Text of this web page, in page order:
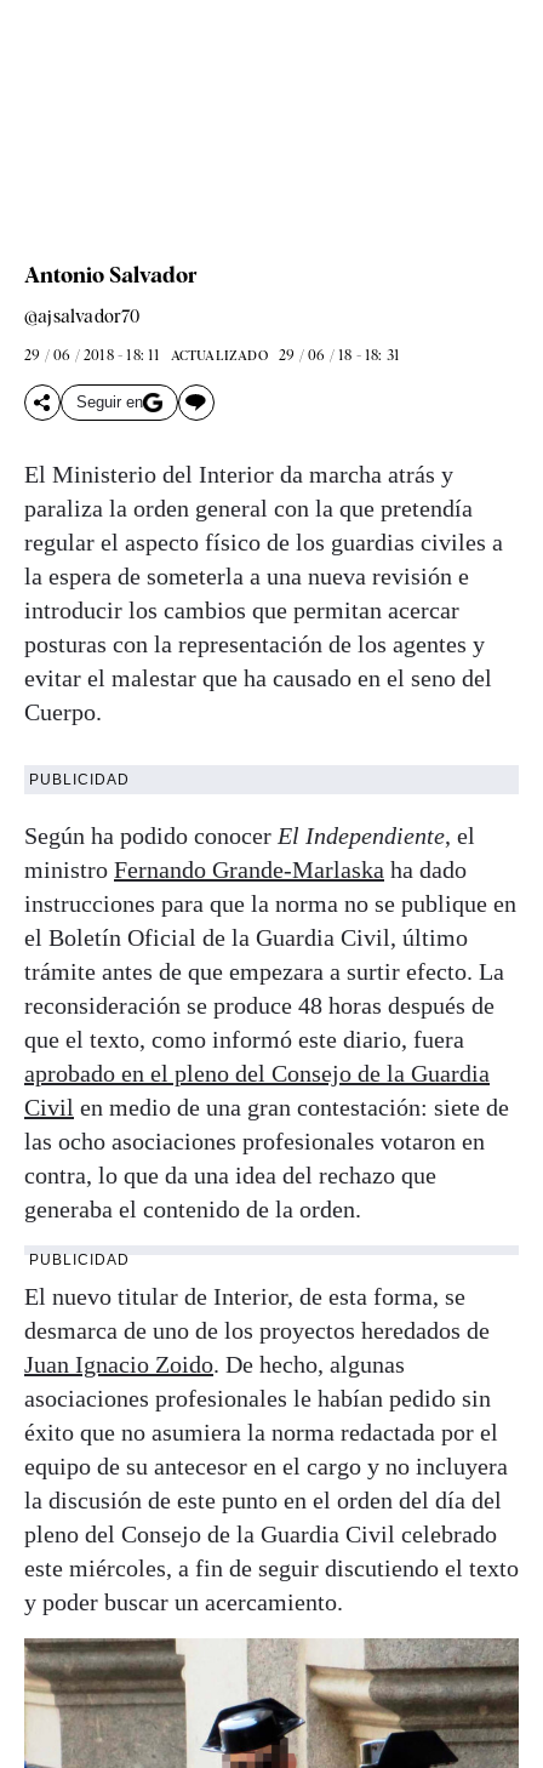
Antonio Salvador
@ajsalvador70
29 / 06 / 2018 - 18: 11 ACTUALIZADO 29 / 06 / 18 - 18: 31
Seguir en
El Ministerio del Interior da marcha atrás y
paraliza la orden general con la que pretendía
regular el aspecto físico de los guardias civiles a
la espera de someterla a una nueva revisión e
introducir los cambios que permitan acercar
posturas con la representación de los agentes y
evitar el malestar que ha causado en el seno del
Cuerpo.
PUBLICIDAD
Según ha podido conocer El Independiente, el
ministro Fernando Grande-Marlaska ha dado
instrucciones para que la norma no se publique en
el Boletín Oficial de la Guardia Civil, último
trámite antes de que empezara a surtir efecto. La
reconsideración se produce 48 horas después de
que el texto, como informó este diario, fuera
aprobado en el pleno del Consejo de la Guardia
Civil en medio de una gran contestación: siete de
las ocho asociaciones profesionales votaron en
contra, lo que da una idea del rechazo que
generaba el contenido de la orden.
PUBLICIDAD
El nuevo titular de Interior, de esta forma, se
desmarca de uno de los proyectos heredados de
Juan Ignacio Zoido. De hecho, algunas
asociaciones profesionales le habían pedido sin
éxito que no asumiera la norma redactada por el
equipo de su antecesor en el cargo y no incluyera
la discusión de este punto en el orden del día del
pleno del Consejo de la Guardia Civil celebrado
este miércoles, a fin de seguir discutiendo el texto
y poder buscar un acercamiento.